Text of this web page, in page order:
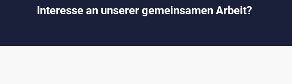
Interesse an unserer gemeinsamen Arbeit?